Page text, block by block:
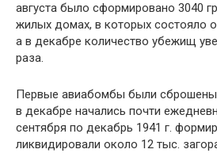
августа было сформировано 3040
жилых домах, в которых состояло
а в декабре количество убежищ
раза.
Первые авиабомбы были сброшены
в декабре начались почти
сентября по декабрь 1941 г.
ликвидировали около 12 тыс.